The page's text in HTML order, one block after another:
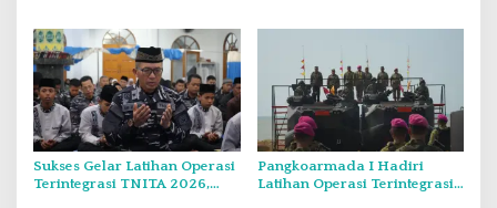
Sukses Gelar Latihan Operasi
Terintegrasi TNITA 2026,
Pangkoarmada I Hadiri
Latihan Operasi Terintegrasi